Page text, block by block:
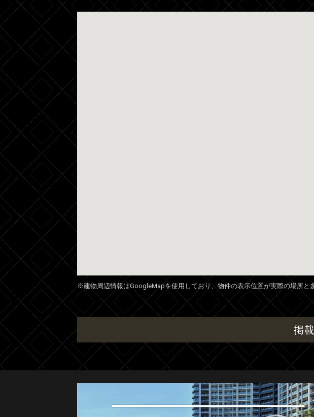
※建物周辺情報はGoogleMapを使用しており、物件の表示位置が実際の場所と
掲